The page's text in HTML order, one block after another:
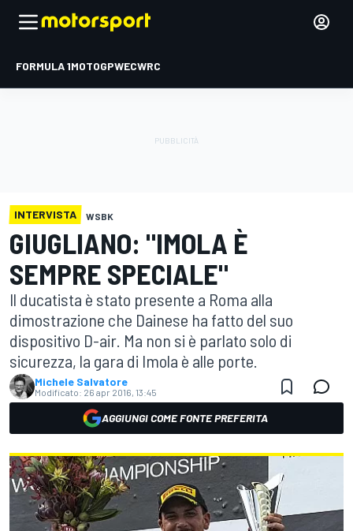
FORMULA 1MOTOGPWECWRC
INTERVISTA WSBK
GIUGLIANO: "IMOLA È
SEMPRE SPECIALE"
Il ducatista è stato presente a Roma alla
dimostrazione che Dainese ha fatto del suo
dispositivo D-air. Ma non si è parlato solo di
sicurezza, la gara di Imola è alle porte.
Michele Salvatore
Modificato: 26 apr 2016, 13:45
AGGIUNGI COME FONTE PREFERITA